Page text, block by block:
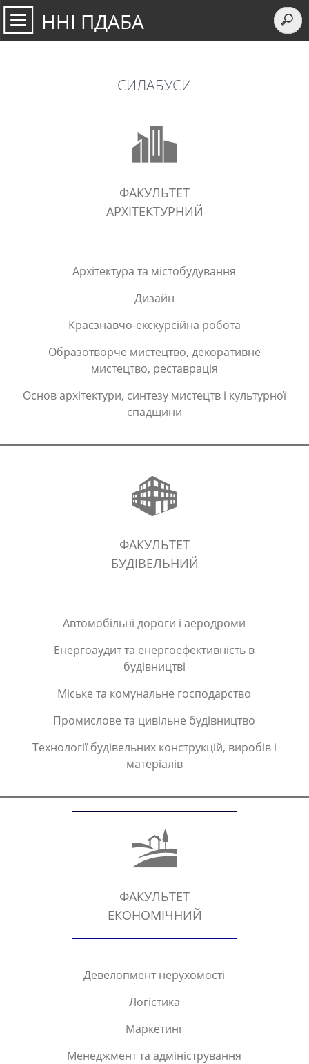
ННІ ПДАБА
СИЛАБУСИ
ФАКУЛЬТЕТ
АРХІТЕКТУРНИЙ
Архітектура та містобудування
Дизайн
Краєзнавчо-екскурсійна робота
Образотворче мистецтво, декоративне
мистецтво, реставрація
Основ архітектури, синтезу мистецтв і культурної
спадщини
ФАКУЛЬТЕТ
БУДІВЕЛЬНИЙ
Автомобільні дороги і аеродроми
Енергоаудит та енергоефективність в
будівництві
Міське та комунальне господарство
Промислове та цивільне будівництво
Технології будівельних конструкцій, виробів і
матеріалів
ФАКУЛЬТЕТ
ЕКОНОМІЧНИЙ
Девелопмент нерухомості
Логістика
Маркетинг
Менеджмент та адміністрування